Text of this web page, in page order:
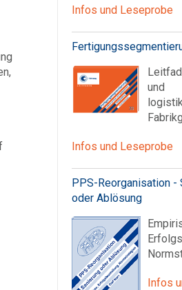
Infos und Leseprobe
und
Infos und Leseprobe
PPS-Reorganisation -
oder Ablösung
Infos